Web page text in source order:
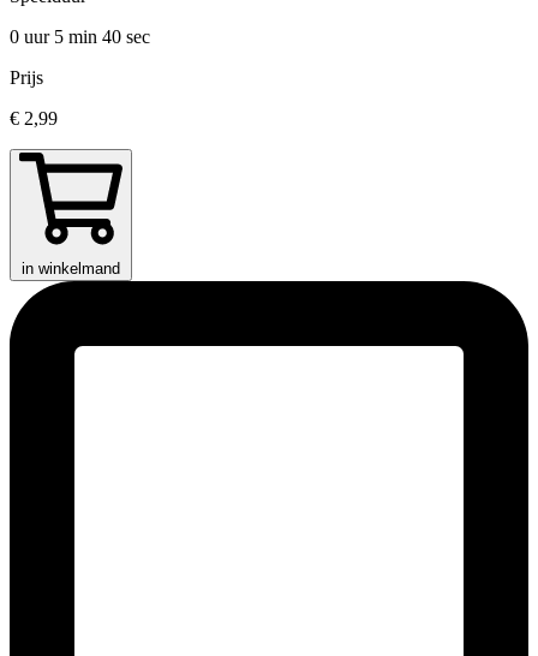
0 uur 5 min 40 sec
Prijs
€ 2,99
in winkelmand